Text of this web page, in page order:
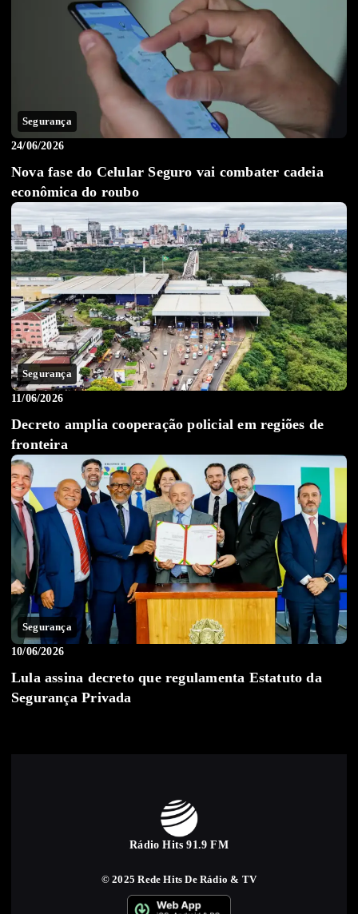
Segurança
24/06/2026
Nova fase do Celular Seguro vai combater cadeia
econômica do roubo
Segurança
11/06/2026
Decreto amplia cooperação policial em regiões de
fronteira
Segurança
10/06/2026
Lula assina decreto que regulamenta Estatuto da
Segurança Privada
Rádio Hits 91.9 FM
© 2025 Rede Hits De Rádio & TV